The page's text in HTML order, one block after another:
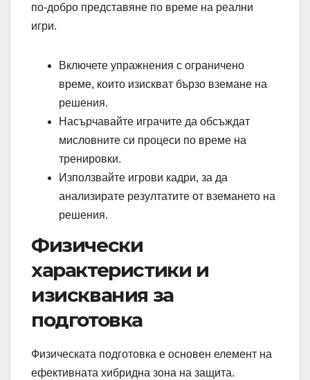
по-добро представяне по време на реални
игри.
Включете упражнения с ограничено
време, които изискват бързо вземане на
решения.
Насърчавайте играчите да обсъждат
мисловните си процеси по време на
тренировки.
Използвайте игрови кадри, за да
анализирате резултатите от вземането на
решения.
Физически
характеристики и
изисквания за
подготовка
Физическата подготовка е основен елемент на
ефективната хибридна зона на защита.